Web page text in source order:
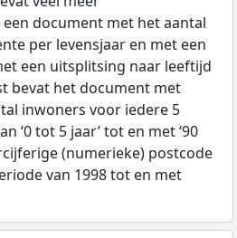
document met het aantal
per levensjaar en met een
een uitsplitsing naar leeftijd
bevat het document met
inwoners voor iedere 5
‘0 tot 5 jaar’ tot en met ‘90
(numerieke) postcode
van 1998 tot en met